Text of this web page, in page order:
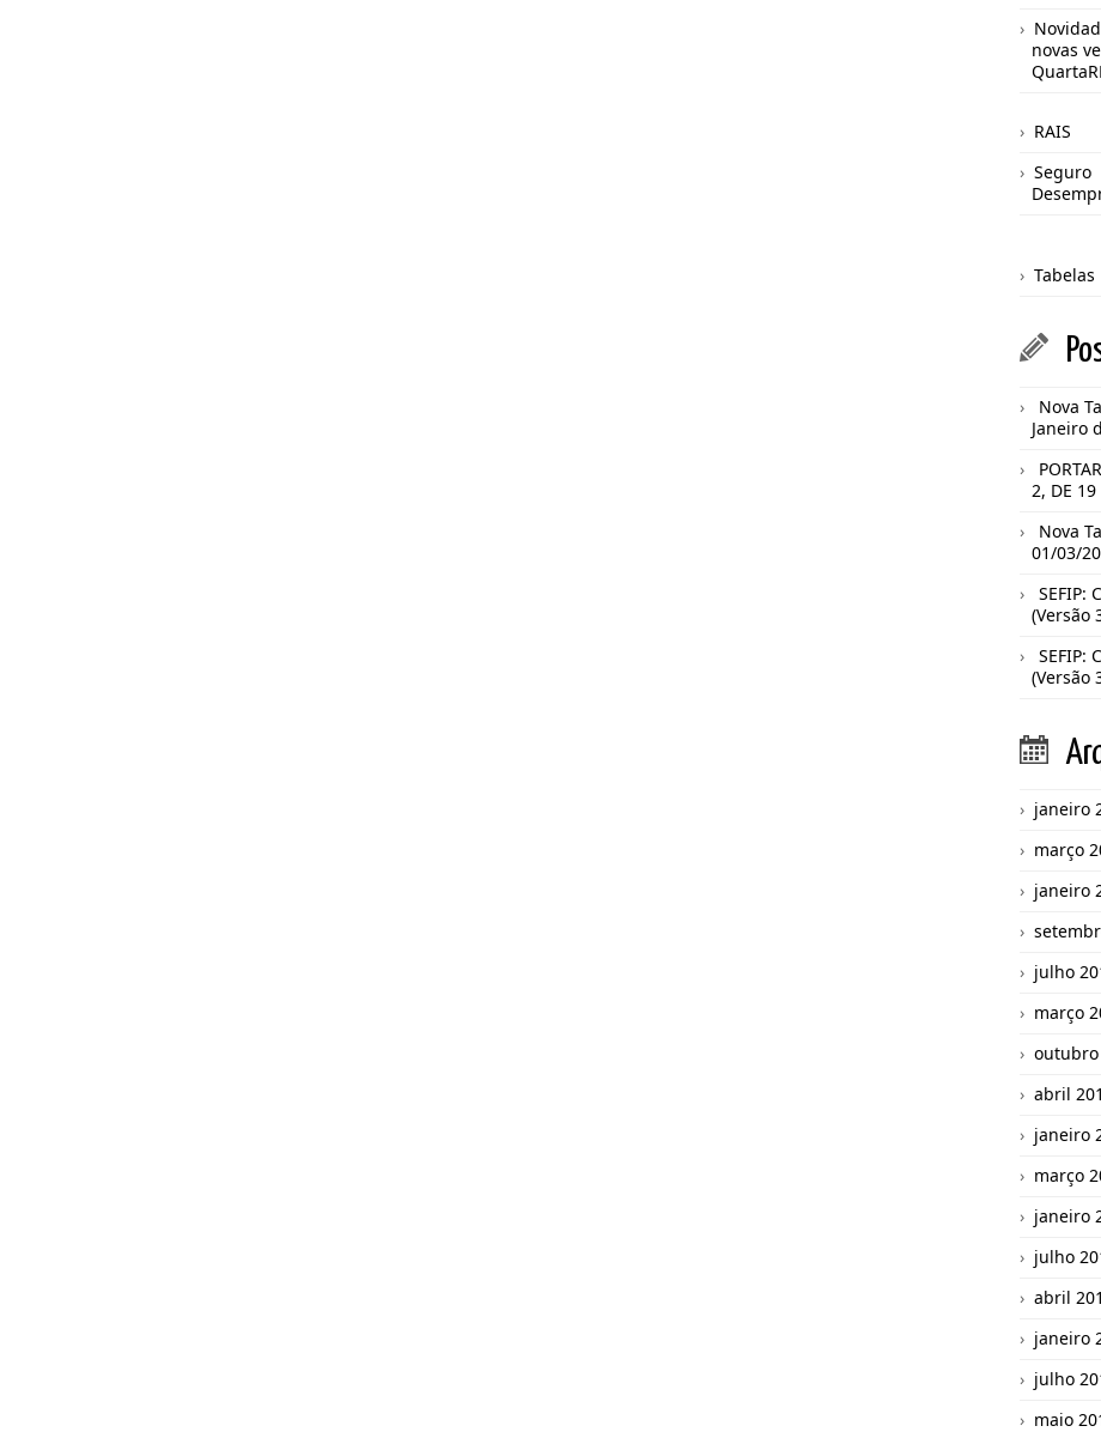
novas
RAIS
Seguro
Tabelas
Nova
Janeiro
2, DE 19
Nova
01/03/
SEFIP:
(Versão
SEFIP:
(Versão
janeiro
março
janeiro
julho
março
outubro
abril
janeiro
março
janeiro
julho
abril
janeiro
julho
maio